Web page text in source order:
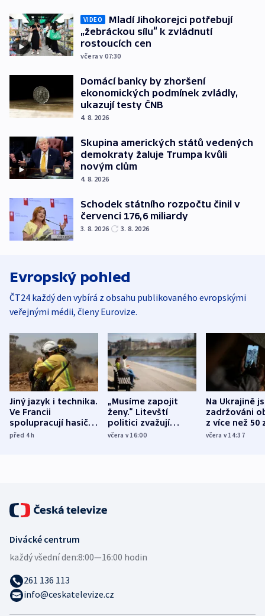
VIDEO
Mladí Jihokorejci potřebují
„žebráckou sílu“ k zvládnutí
rostoucích cen
včera v 07:30
Domácí banky by zhoršení
ekonomických podmínek zvládly,
ukazují testy ČNB
4. 8. 2026
Skupina amerických států vedených
demokraty žaluje Trumpa kvůli
novým clům
4. 8. 2026
Schodek státního rozpočtu činil v
červenci 176,6 miliardy
3. 8. 2026 3. 8. 2026
Evropský pohled
ČT24 každý den vybírá z obsahu publikovaného evropskými
veřejnými médii, členy Eurovize.
Jiný jazyk i technika.
Ve Francii
spolupracují hasiči z
různých zemí
před 4h
„Musíme zapojit
ženy.“ Litevští
politici zvažují
dohodu o
včera v 16:00
Na Ukrajině
zadržováni
z více než 50
Bojovali na
včera v 14:37
Divácké centrum
každý všední den:8:00—16:00 hodin
261 136 113
info@ceskatelevize.cz